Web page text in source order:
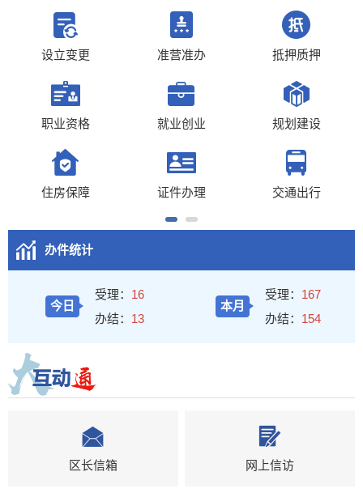
设立变更 准营准办 抵押质押
职业资格 就业创业 规划建设
住房保障 证件办理 交通出行
办件统计
今日
受理： 16
办结： 13
本月
受理： 167
办结： 154
区长信箱 网上信访